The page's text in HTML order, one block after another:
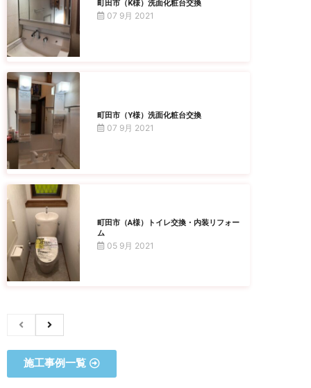
町田市（K様）洗面化粧台交換
07 9月 2021
町田市（Y様）洗面化粧台交換
07 9月 2021
町田市（A様）トイレ交換・内装リフォー
ム
05 9月 2021
施工事例一覧